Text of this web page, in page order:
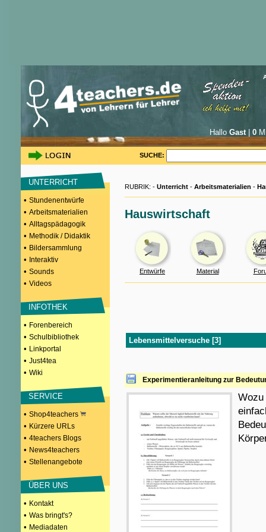
Hallo Gast| 0
SUCHE:
UNTERRICHT
• Stundenentwürfe
• Arbeitsmaterialien
• Alltagspädagogik
• Methodik / Didaktik
• Bildersammlung
• Interaktiv
• Sounds
• Videos
INFOTHEK
• Forenbereich
• Schulbibliothek
• Linkportal
• Just4tea
• Wiki
SERVICE
• Shop4teachers
• Kürzere URLs
• 4teachers Blogs
• News4teachers
• Stellenangebote
ÜBER UNS
• Kontakt
• Was bringt's?
• Mediadaten
RUBRIK: - Unterricht - Arbeitsmaterialien -
Hauswirtschaft
Entwürfe Material
Lebensmittelversuche [3]
Experimentieranleitung zur